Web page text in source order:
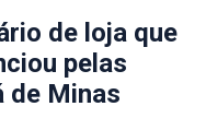
de loja que
pelas
de Minas